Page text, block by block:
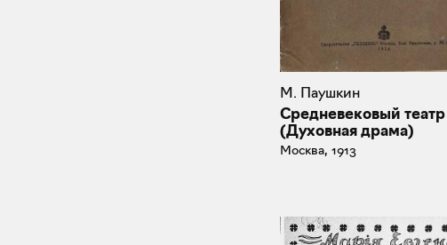
М. Паушкин
Средневековый театр
(Духовная драма)
Москва, 1913